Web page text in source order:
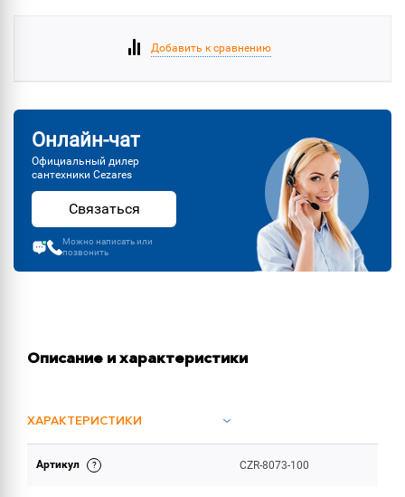
Добавить к сравнению
Онлайн-чат
Официальный дилер
сантехники Cezares
Связаться
Можно написать или
позвонить
Описание и характеристики
ХАРАКТЕРИСТИКИ
ИНСТРУКЦИИ И ДОКУМЕНТАЦИЯ
Артикул CZR-8073-100